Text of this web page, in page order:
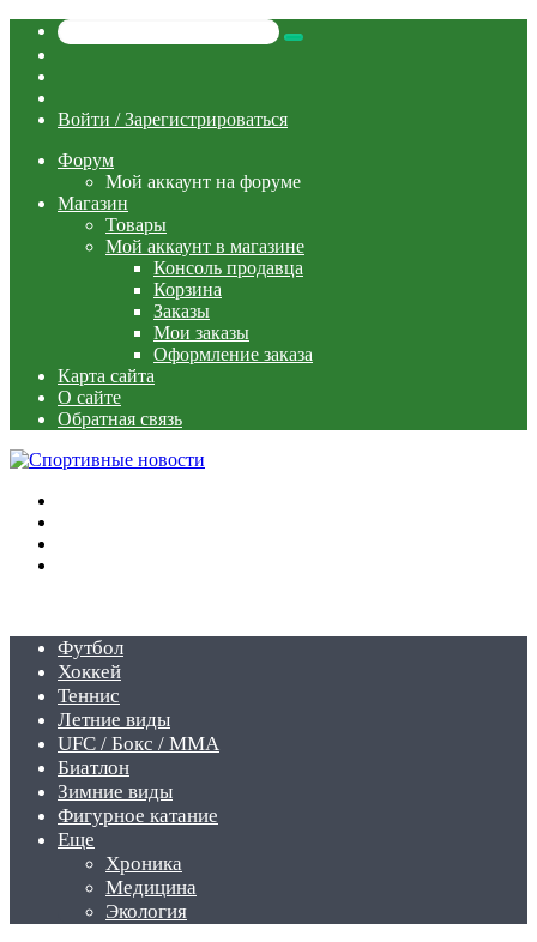
Искать
статья
Войти / Зарегистрироваться
Форум
Мой аккаунт на форуме
Магазин
Товары
Мой аккаунт в магазине
Консоль продавца
Корзина
Заказы
Мои заказы
Оформление заказа
Карта сайта
О сайте
Обратная связь
Футбол
Хоккей
Теннис
Летние виды
UFC / Бокс / MMA
Биатлон
Зимние виды
Фигурное катание
Еще
Хроника
Медицина
Экология